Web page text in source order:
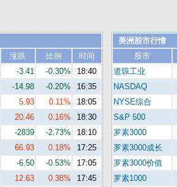
涨跌 比例
时间
-3.41 -0.30%
18:40
-14.98 -0.20%
16:35
5.93 0.11%
18:05
20.46 0.16%
18:30
-2839 -2.73%
18:10
66.93 0.18%
17:25
-6.50 -0.53%
17:05
12.63 0.38%
17:45
美洲股市行情
股市
道琼工业
NASDAQ
NYSE综合
S&P 500
罗素3000
罗素3000成长
罗素3000价值
罗素1000